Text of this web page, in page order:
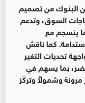
البنوك من تصميم
السوق، وتدعم
ينسجم مع
كما ناقش
تحديات التغير
بما يسهم في
وشمولاً وتركّز